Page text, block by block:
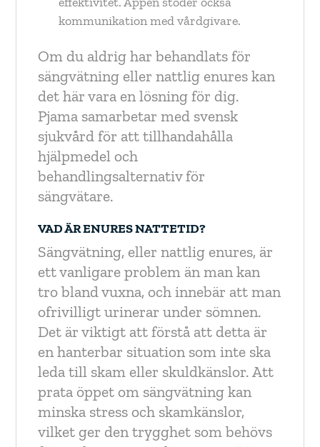
kommunikation med vårdgivare.
Om du aldrig har behandlats för
sängvätning eller nattlig enures kan
det här vara en lösning för dig.
Pjama samarbetar med svensk
sjukvård för att tillhandahålla
hjälpmedel och
behandlingsalternativ för
sängvätare.
VAD ÄR ENURES NATTETID?
Sängvätning, eller nattlig enures, är
ett vanligare problem än man kan
tro bland vuxna, och innebär att man
ofrivilligt urinerar under sömnen.
Det är viktigt att förstå att detta är
en hanterbar situation som inte ska
leda till skam eller skuldkänslor. Att
prata öppet om sängvätning kan
minska stress och skamkänslor,
vilket ger den trygghet som behövs